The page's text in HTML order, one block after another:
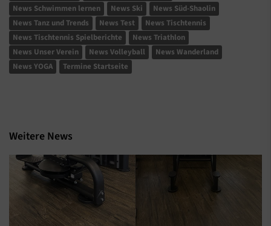
News Schwimmen lernen
News Ski
News Süd-Shaolin
News Tanz und Trends
News Test
News Tischtennis
News Tischtennis Spielberichte
News Triathlon
News Unser Verein
News Volleyball
News Wanderland
News YOGA
Termine Startseite
Weitere News